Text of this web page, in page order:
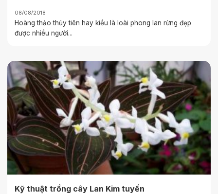
08/08/2018
Hoàng thảo thủy tiên hay kiều là loài phong lan rừng đẹp
được nhiều người...
Kỹ thuật trồng cây Lan Kim tuyến